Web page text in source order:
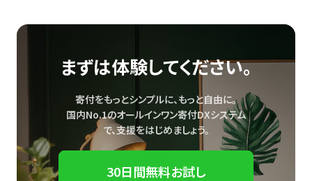
まずは体験してください。
寄付をもっとシンプルに、もっと自由に。
国内No.1のオールインワン寄付DXシステム
で、支援をはじめましょう。
30日間無料お試し